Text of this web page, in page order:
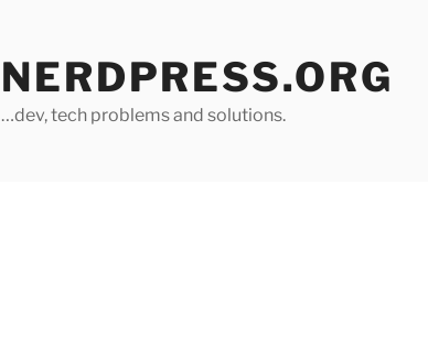
NERDPRESS.ORG
…dev, tech problems and solutions.